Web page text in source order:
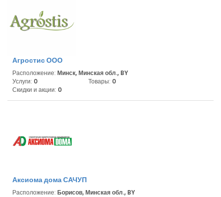
Агростис ООО
Расположение: Минск, Минская обл., BY
Услуги: 0 Товары: 0
Скидки и акции: 0
Аксиома дома САЧУП
Расположение: Борисов, Минская обл., BY